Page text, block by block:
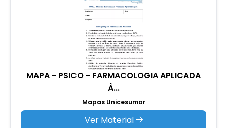
MAPA - PSICO - FARMACOLOGIA APLICADA
À...
Mapas Unicesumar
Ver Material